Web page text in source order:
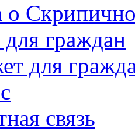
о
граждан
для
связь